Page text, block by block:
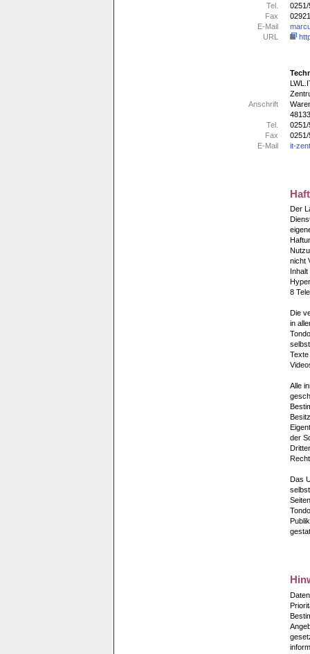
Tel.
0251/
Fax
E-Mail
URL
Anschrift
Tel.
0251/
Fax
0251/
E-Mail
it-
Der
nicht
8
Die
in
Alle
der
Das